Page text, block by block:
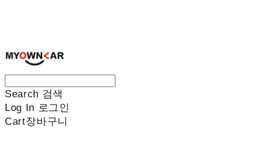
Search 검색
Log In 로그인
Cart장바구니